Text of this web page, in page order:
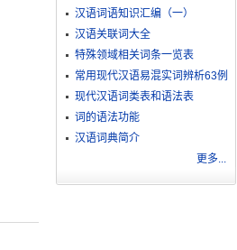
汉语词语知识汇编（一）
汉语关联词大全
特殊领域相关词条一览表
常用现代汉语易混实词辨析63例
现代汉语词类表和语法表
词的语法功能
汉语词典简介
更多...